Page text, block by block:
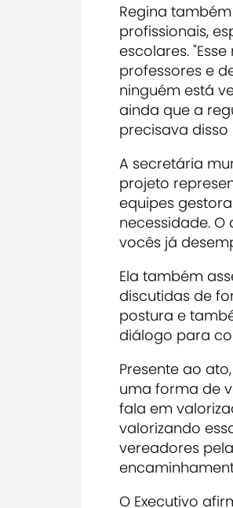
Regina
profissionais,
escolares.
professores e
ninguém está
ainda que a
precisava disso
A secretária
projeto
equipes
necessidade.
vocês já
Ela também
discutidas de
postura e
diálogo para
Presente ao
uma forma de
fala em
valorizando
vereadores
O Executivo